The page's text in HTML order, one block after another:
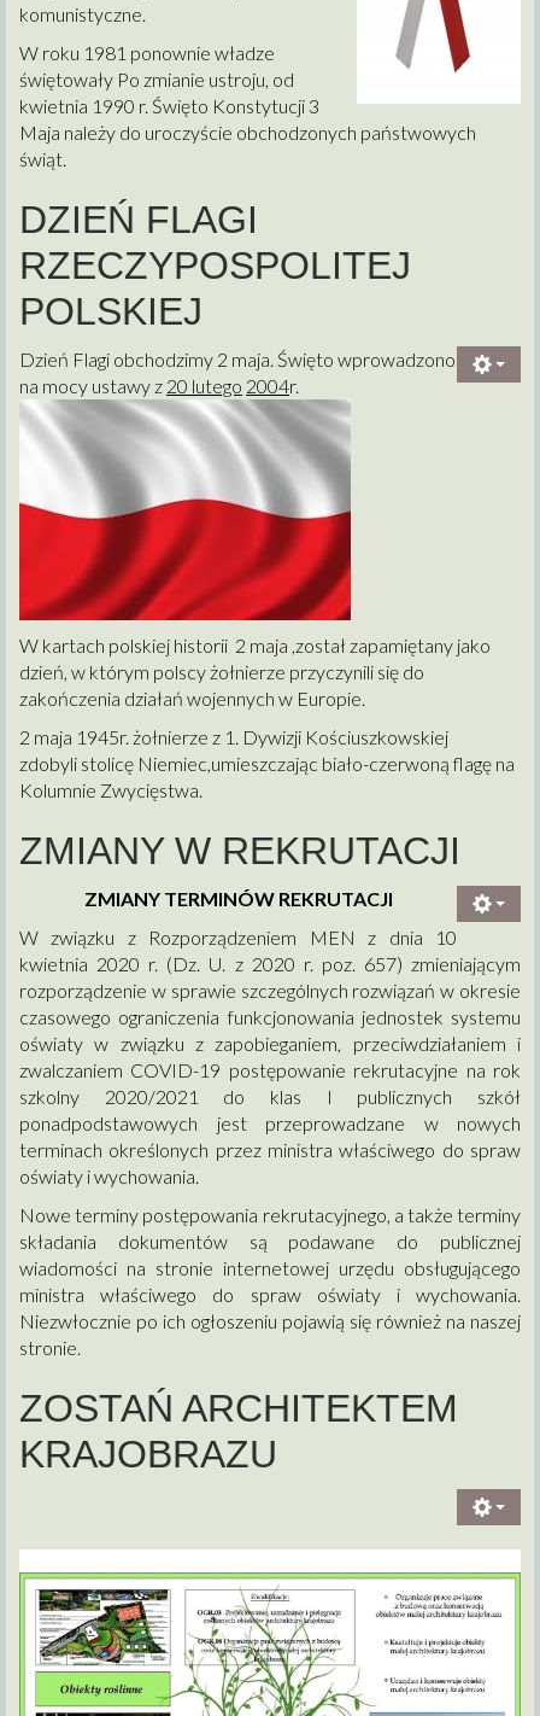
komunistyczne.
W roku 1981 ponownie władze
świętowały Po zmianie ustroju, od
kwietnia 1990 r. Święto Konstytucji 3
Maja należy do uroczyście obchodzonych państwowych
świąt.
DZIEŃ FLAGI
RZECZYPOSPOLITEJ
POLSKIEJ
Dzień Flagi obchodzimy 2 maja. Święto wprowadzono
na mocy ustawy z 20 lutego 2004r.
W kartach polskiej historii 2 maja ,został zapamiętany jako
dzień, w którym polscy żołnierze przyczynili się do
zakończenia działań wojennych w Europie.
2 maja 1945r. żołnierze z 1. Dywizji Kościuszkowskiej
zdobyli stolicę Niemiec,umieszczając biało-czerwoną flagę na
Kolumnie Zwycięstwa.
ZMIANY W REKRUTACJI
ZMIANY TERMINÓW REKRUTACJI
W związku z Rozporządzeniem MEN z dnia 10
kwietnia 2020 r. (Dz. U. z 2020 r. poz. 657) zmieniającym
rozporządzenie w sprawie szczególnych rozwiązań w okresie
czasowego ograniczenia funkcjonowania jednostek systemu
oświaty w związku z zapobieganiem, przeciwdziałaniem i
zwalczaniem COVID-19 postępowanie rekrutacyjne na rok
szkolny 2020/2021 do klas I publicznych szkół
ponadpodstawowych jest przeprowadzane w nowych
terminach określonych przez ministra właściwego do spraw
oświaty i wychowania.
Nowe terminy postępowania rekrutacyjnego, a także terminy
składania dokumentów są podawane do publicznej
wiadomości na stronie internetowej urzędu obsługującego
ministra właściwego do spraw oświaty i wychowania.
Niezwłocznie po ich ogłoszeniu pojawią się również na naszej
stronie.
ZOSTAŃ ARCHITEKTEM
KRAJOBRAZU